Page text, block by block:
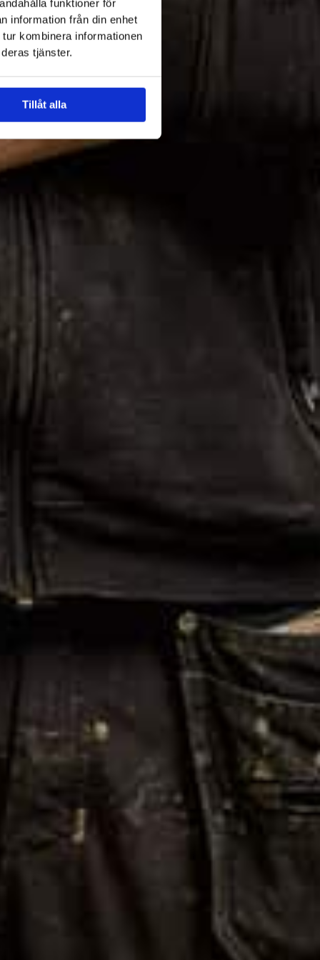
funktioner för
information från din enhet
kombinera informationen
tjänster.
Tillåt alla